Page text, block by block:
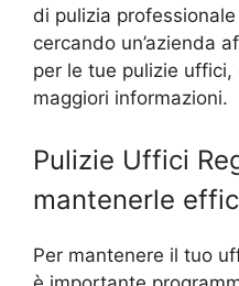
di pulizia
cercando un’azienda
per le tue pulizie uffici,
maggiori informazioni.
Pulizie Uffici
mantenerle
Per mantenere il tuo